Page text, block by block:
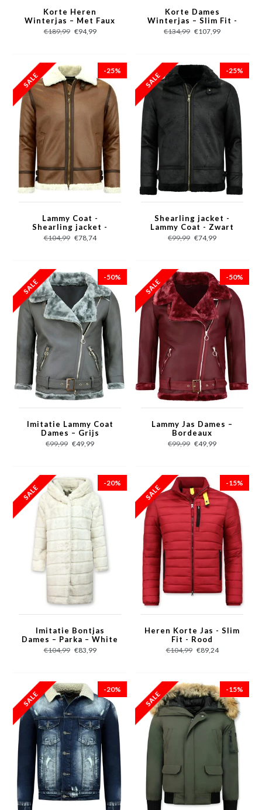
Korte Heren
Winterjas – Met Faux
Bontkraag – Blauw
€189,99 €94,99
Korte Dames
Winterjas – Slim Fit -
Met Capuchon – Zwart
€134,99 €107,99
-25%
Lammy Coat -
Shearling jacket -
Bruin
€104,99 €78,74
-25%
Shearling jacket -
Lammy Coat - Zwart
€99,99 €74,99
-50%
Imitatie Lammy Coat
Dames – Grijs
€99,99 €49,99
-50%
Lammy Jas Dames –
Bordeaux
€99,99 €49,99
-20%
Imitatie Bontjas
Dames – Parka – White
€104,99 €83,99
-15%
Heren Korte Jas - Slim
Fit - Rood
€104,99 €89,24
-20% -15%